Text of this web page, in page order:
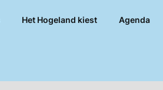
Het Hogeland kiest Agenda